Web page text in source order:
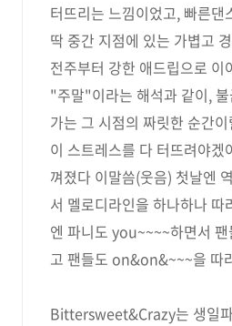
터뜨리는 느낌이었고, 빠른댄
딱 중간 지점에 있는 가볍고
전주부터 강한 애드립으로 이
"주말"이라는 해석과 같이,
가는 그 시점의 짜릿한 순간
이 스트레스를 다 터뜨려야겠
껴졌다 이말씀(웃음) 첫날엔
서 멜로디라인을 하나하나 따
엔 파니도 you~~~~하면서
고 팬들도 on&on&~~~을 따
Bittersweet&Crazy는 생일